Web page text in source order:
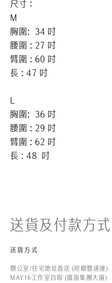
尺寸：
M
胸圍: 34 吋
腰圍 : 27 吋
臂圍 : 60 吋
長 : 47 吋
L
胸圍: 36 吋
腰圍 : 29 吋
臂圍 : 62 吋
長 : 48 吋
送貨及付款方式
送貨方式
辦公室/住宅地址直送 (經順豐速運)
MAY16工作室自取 (廣旅集團大廈)